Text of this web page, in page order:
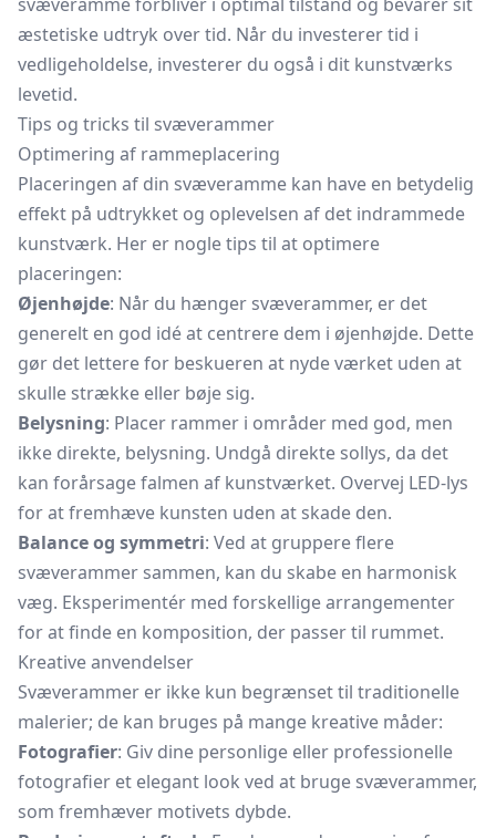
æstetiske udtryk over tid. Når du investerer tid i
vedligeholdelse, investerer du også i dit kunstværks
levetid.
Tips og tricks til svæverammer
Optimering af rammeplacering
Placeringen af din svæveramme kan have en betydelig
effekt på udtrykket og oplevelsen af det indrammede
kunstværk. Her er nogle tips til at optimere
placeringen:
Øjenhøjde: Når du hænger svæverammer, er det
generelt en god idé at centrere dem i øjenhøjde. Dette
gør det lettere for beskueren at nyde værket uden at
skulle strække eller bøje sig.
Belysning: Placer rammer i områder med god, men
ikke direkte, belysning. Undgå direkte sollys, da det
kan forårsage falmen af kunstværket. Overvej LED-lys
for at fremhæve kunsten uden at skade den.
Balance og symmetri: Ved at gruppere flere
svæverammer sammen, kan du skabe en harmonisk
væg. Eksperimentér med forskellige arrangementer
for at finde en komposition, der passer til rummet.
Kreative anvendelser
Svæverammer er ikke kun begrænset til traditionelle
malerier; de kan bruges på mange kreative måder:
Fotografier: Giv dine personlige eller professionelle
fotografier et elegant look ved at bruge svæverammer,
som fremhæver motivets dybde.